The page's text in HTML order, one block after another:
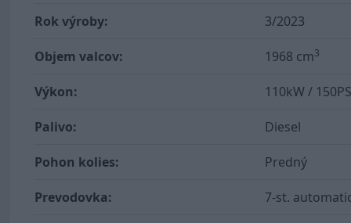
Rok výroby: 3/2023
Objem valcov: 1968 cm3
Výkon: 110kW / 150PS
Palivo: Diesel
Pohon kolies: Predný
Prevodovka: 7-st.